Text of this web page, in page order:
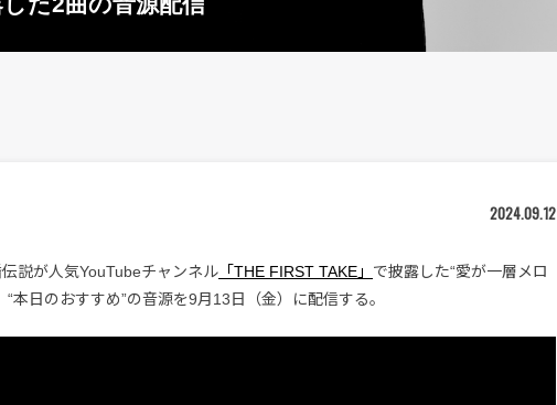
2024.09.12
説が人気YouTubeチャンネル 「THE FIRST TAKE」 で披露した“愛が一層メロ
“本日のおすすめ”の音源を9月13日（金）に配信する。